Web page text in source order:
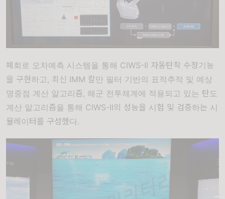
폐회로 오차예측 시스템을 통해 CIWS-II 자동탄착 수정기능
을 구현하고, 최신 IMM 칼만 필터 기반의 표적추적 및 예상
명중점 계산 알고리즘, 해군 전투체계에 적용되고 있는 탄도
계산 알고리즘을 통해 CIWS-II의 성능을 시험 및 검증하는 시
뮬레이터를 구성했다.